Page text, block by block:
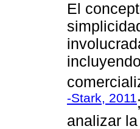
El
-Stark, 2011;
analizar